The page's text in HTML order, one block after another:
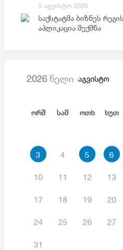
Ჯანდაცვა Და
5 აგვისტო 2026
საქსტატმა ბიზნეს
აპლიკაცია შექმნა
2026წელი აგვისტო
Ორშ Სამ Ოთხ Ხუთ
3 4 5 6
10 11 12 13
17 18 19 20
24 25 26 27
31